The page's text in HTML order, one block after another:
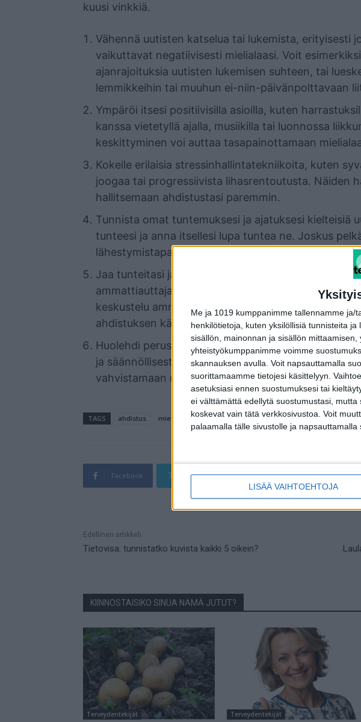
Me ja 1019 kumppanimme tallennamme ja/
henkilötietoja, kuten yksilöllisiä tunnisteita
sisällön, mainonnan ja sisällön
yhteistyökumppanimme voimme
skannauksen avulla. Voit napsauttamalla
suorittamaamme tietojesi käsittelyyn.
asetuksiasi ennen suostumuksesi tai
ei välttämättä edellytä suostumustasi,
koskevat vain tätä verkkosivustoa. Voit
palaamalla tälle sivustolle ja
LISÄÄ VAIHTOEHTOJA
kuusi vinkkiä.
Vähennä uutisten katselua tai lukemista, erityisesti
vaikuttavat negatiivisesti mielialaasi. Voit
ajanrajoituksia uutisten lukemisen suhteen, tai
lemmikkeihin tai muuhun ei-niin-päivänpolttavaan
Ympäröi itsesi positiivisilla asioilla, kuten
kanssa vietetyllä ajalla, musiikilla tai luonnossa
keskittyminen voi auttaa tasapainottamaan
Kokeile erilaisia stressinhallintatekniikoita, kuten
joogaa tai progressiivista lihasrentoutusta. Näiden
hallitsemaan ahdistustasi paremmin.
Tunnista omat tuntemuksesi ja ajatuksesi kielteisiä
tunteesi ja anna itsellesi lupa tuntea ne. Joskus
lähestymistapa voi auttaa vähentämään ahdistusta.
Jaa tunteitasi ja ajatuksiasi luotettavien ystävien,
ammattiauttajan kanssa. Jos kielteiset uutiset
keskustelu ammattiauttajan kanssa voi tarjota
ahdistuksen käsittelemiseen.
Huolehdi perustarpeistasi, kuten riittävästä unesta,
ja säännöllisestä liikunnasta. Näiden asioiden
vahvistamaan mieltäsi ja kehoasi vastaamaan
TAGS ahdistus mielenterveys
Facebook Twitter Pinterest
Mainos
Edellinen artikkeli
Tietovisa: tunnistatko kuvista kaikki 5 oikein?
KIINNOSTAISIKO SINUA NÄMÄ JUTUT?
Terveydentekijät Terveydentekijät